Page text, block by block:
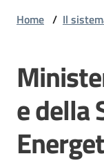
i
Home / Il
e della